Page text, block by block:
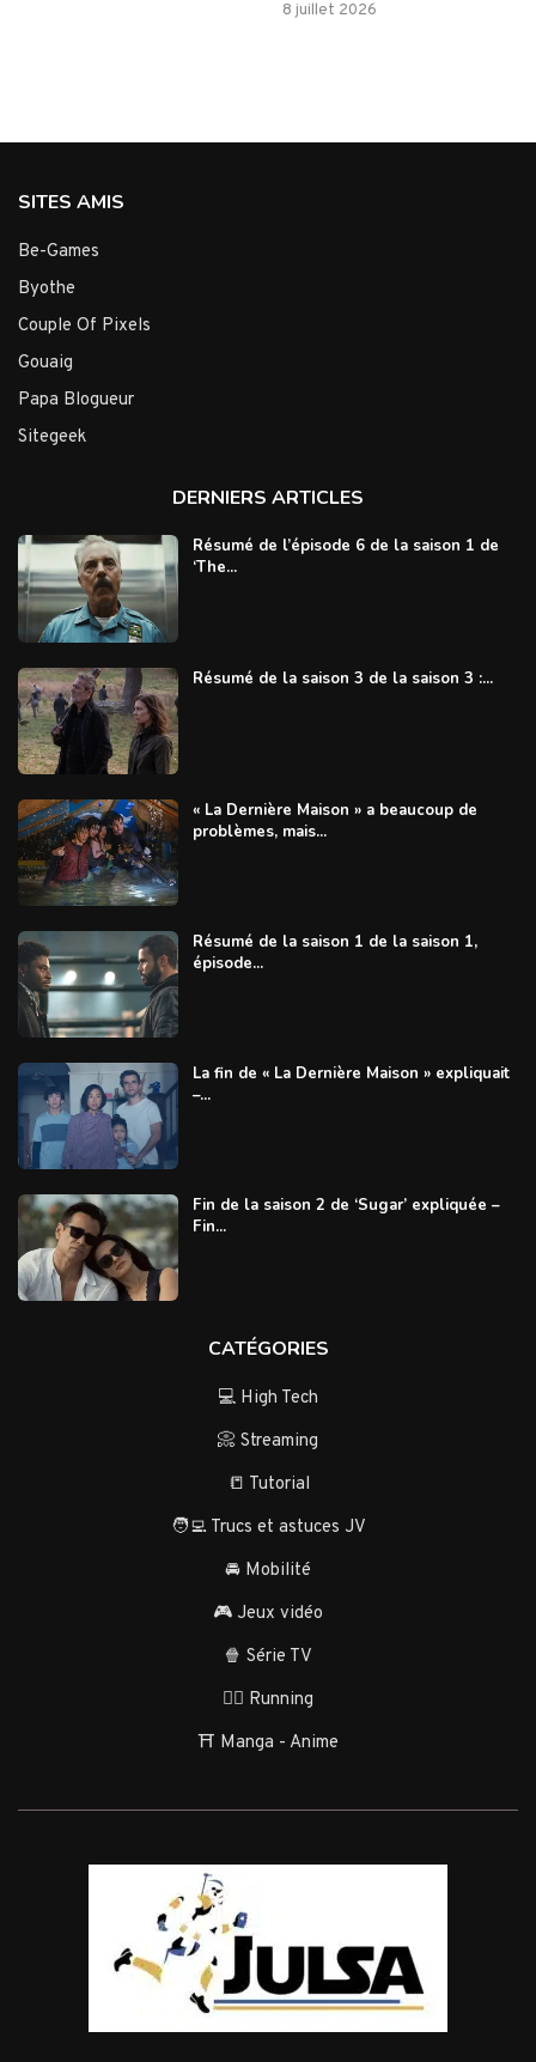
8 juillet 2026
SITES AMIS
Be-Games
Byothe
Couple Of Pixels
Gouaig
Papa Blogueur
Sitegeek
DERNIERS ARTICLES
Résumé de l’épisode 6 de la saison 1 de
‘The...
Résumé de la saison 3 de la saison 3 :...
« La Dernière Maison » a beaucoup de
problèmes, mais...
Résumé de la saison 1 de la saison 1,
épisode...
La fin de « La Dernière Maison » expliquait
–...
Fin de la saison 2 de ‘Sugar’ expliquée –
Fin...
CATÉGORIES
💻 High Tech
📀 Streaming
📒 Tutorial
🧑‍💻 Trucs et astuces JV
🚘 Mobilité
🎮 Jeux vidéo
🍿 Série TV
🏃‍♂️ Running
⛩️ Manga - Anime